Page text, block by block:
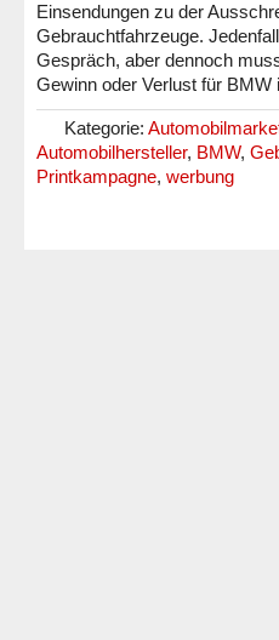
Einsendungen zu der
Gebrauchtfahrzeuge.
Gespräch, aber dennoch
Gewinn oder Verlust für BMW
Kategorie:
Automobilhersteller, BMW,
Printkampagne, werbung